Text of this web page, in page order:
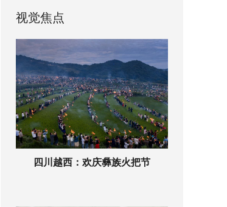
视觉焦点
四川越西：欢庆彝族火把节